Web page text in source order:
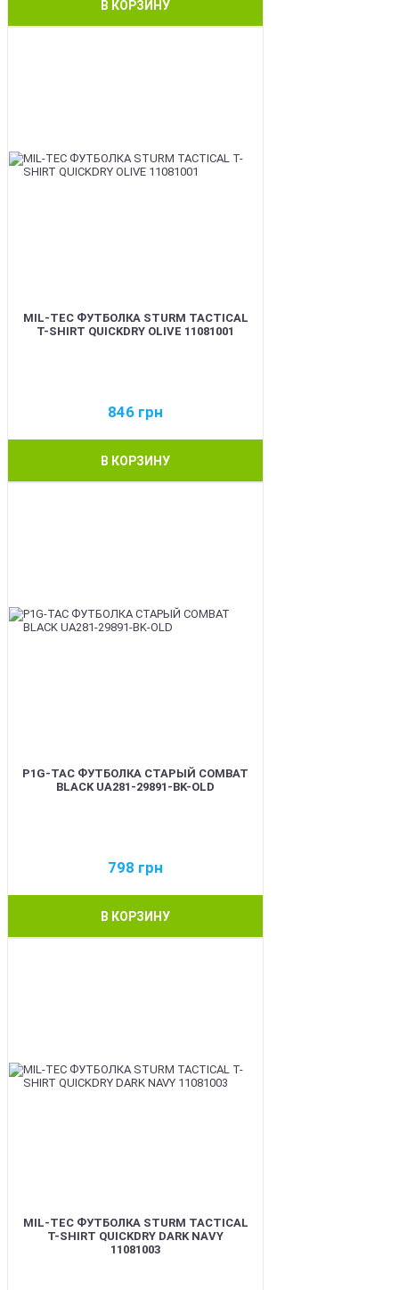
В КОРЗИНУ
MIL-TEC ФУТБОЛКА STURM TACTICAL
T-SHIRT QUICKDRY OLIVE 11081001
846 грн
В КОРЗИНУ
P1G-TAC ФУТБОЛКА СТАРЫЙ COMBAT
BLACK UA281-29891-BK-OLD
798 грн
В КОРЗИНУ
MIL-TEC ФУТБОЛКА STURM TACTICAL
T-SHIRT QUICKDRY DARK NAVY
11081003